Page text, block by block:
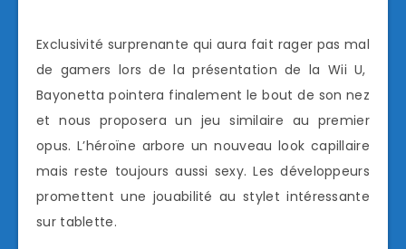
Exclusivité surprenante qui aura fait rager pas mal
de gamers lors de la présentation de la Wii U,
Bayonetta pointera finalement le bout de son nez
et nous proposera un jeu similaire au premier
opus. L’héroïne arbore un nouveau look capillaire
mais reste toujours aussi sexy. Les développeurs
promettent une jouabilité au stylet intéressante
sur tablette.